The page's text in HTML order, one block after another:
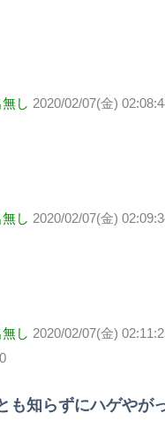
し 2020/02/07(金)
し 2020/02/07(金)
し 2020/02/07(金)
も知らずにハゲやが